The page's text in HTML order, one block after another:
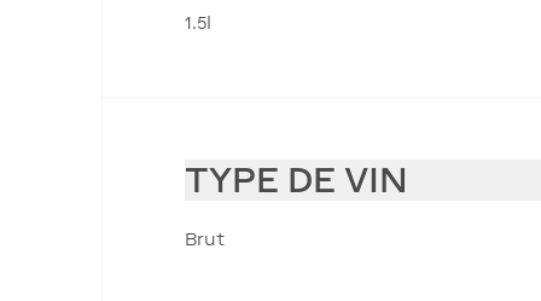
1.5l
TYPE DE VIN
Brut